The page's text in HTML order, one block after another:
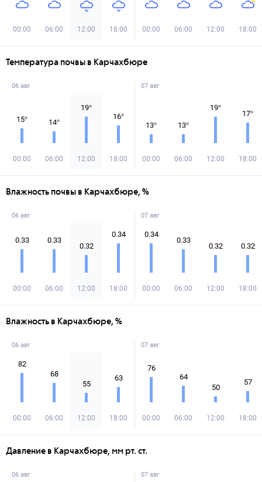
00:00 06:00 12:00 18:00 00:00 06:00 12:00 18:00
Температура почвы в Карчахбюре
06 авг
15°
00:00
14°
06:00
19°
12:00
16°
18:00
07 авг
13°
00:00
13°
06:00
19°
12:00
17°
18:00
Влажность почвы в Карчахбюре, %
06 авг
0.33
00:00
0.33
06:00
0.32
12:00
0.34
18:00
07 авг
0.34
00:00
0.33
06:00
0.32
12:00
0.32
18:00
Влажность в Карчахбюре, %
06 авг
82
00:00
68
06:00
55
12:00
63
18:00
07 авг
76
00:00
64
06:00
50
12:00
57
18:00
Давление в Карчахбюре, мм рт. ст.
06 авг 07 авг